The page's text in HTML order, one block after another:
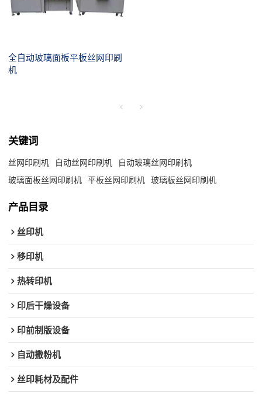
全自动玻璃面板平板丝网印刷
机
关键词
丝网印刷机 自动丝网印刷机
自动玻璃丝网印刷机
玻璃面板丝网印刷机 平板丝网印刷机 玻璃板丝网印刷机
产品目录
丝印机
移印机
热转印机
印后干燥设备
印前制版设备
自动撒粉机
丝印耗材及配件